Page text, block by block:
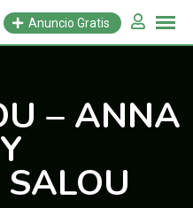
Anuncio Gratis
– ANNA